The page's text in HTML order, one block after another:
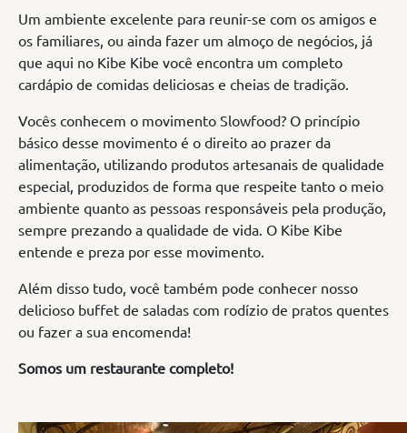
Um ambiente excelente para reunir-se com os amigos e
os familiares, ou ainda fazer um almoço de negócios, já
que aqui no Kibe Kibe você encontra um completo
cardápio de comidas deliciosas e cheias de tradição.
Vocês conhecem o movimento Slowfood? O princípio
básico desse movimento é o direito ao prazer da
alimentação, utilizando produtos artesanais de qualidade
especial, produzidos de forma que respeite tanto o meio
ambiente quanto as pessoas responsáveis pela produção,
sempre prezando a qualidade de vida. O Kibe Kibe
entende e preza por esse movimento.
Além disso tudo, você também pode conhecer nosso
delicioso buffet de saladas com rodízio de pratos quentes
ou fazer a sua encomenda!
Somos um restaurante completo!